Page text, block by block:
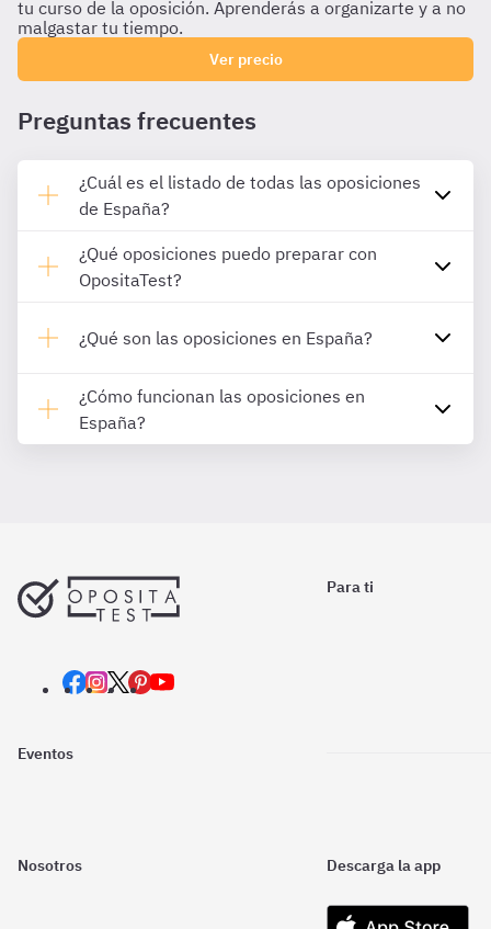
tu curso de la oposición. Aprenderás a organizarte y a no
malgastar tu tiempo.
Ver precio
Preguntas frecuentes
¿Cuál es el listado de todas las oposiciones
de España?
¿Qué oposiciones puedo preparar con
OpositaTest?
¿Qué son las oposiciones en España?
¿Cómo funcionan las oposiciones en
España?
Para ti
Eventos
Nosotros Descarga la app